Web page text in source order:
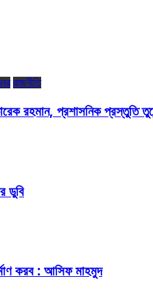
রাজনীতি
রহমান, প্রশাসনিক প্রস্তুতি
ডুবি
করব : আসিফ মাহমুদ